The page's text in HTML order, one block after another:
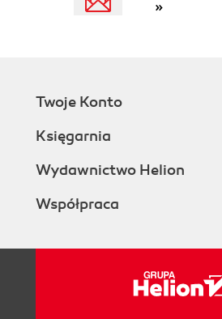
»
Twoje Konto
Księgarnia
Wydawnictwo Helion
Współpraca